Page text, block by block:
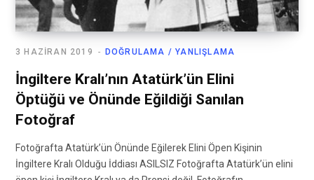
DOĞRULAMA / YANLIŞLAMA
3 HAZIRAN 2019
İngiltere Kralı’nın Atatürk’ün Elini
Öptüğü ve Önünde Eğildiği Sanılan
Fotoğraf
Fotoğrafta Atatürk’ün Önünde Eğilerek Elini Öpen Kişinin
İngiltere Kralı Olduğu İddiası ASILSIZ Fotoğrafta Atatürk’ün elini